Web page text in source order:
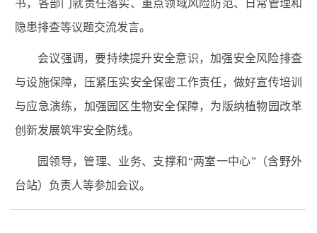
书，各部门就责任落实、重点领域风险防范、日常管理和
隐患排查等议题交流发言。
会议强调，要持续提升安全意识，加强安全风险排查
与设施保障，压紧压实安全保密工作责任，做好宣传培训
与应急演练，加强园区生物安全保障，为版纳植物园改革
创新发展筑牢安全防线。
园领导，管理、业务、支撑和“两室一中心”（含野外
台站）负责人等参加会议。